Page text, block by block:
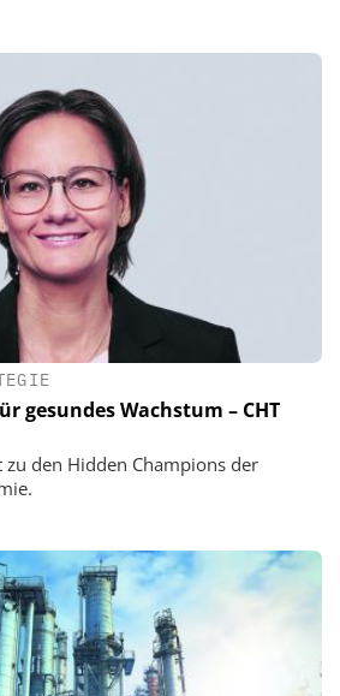
gesundes Wachstum – CHT
zu den Hidden Champions der